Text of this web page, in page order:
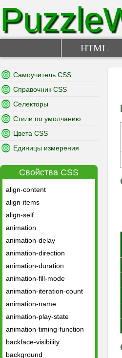
HTML
Самоучитель CSS
Справочник CSS
Селекторы
Стили по умолчанию
Цвета CSS
Единицы измерения
Свойства CSS
align-content
align-items
align-self
animation
animation-delay
animation-direction
animation-duration
animation-fill-mode
animation-iteration-count
animation-name
animation-play-state
animation-timing-function
backface-visibility
background